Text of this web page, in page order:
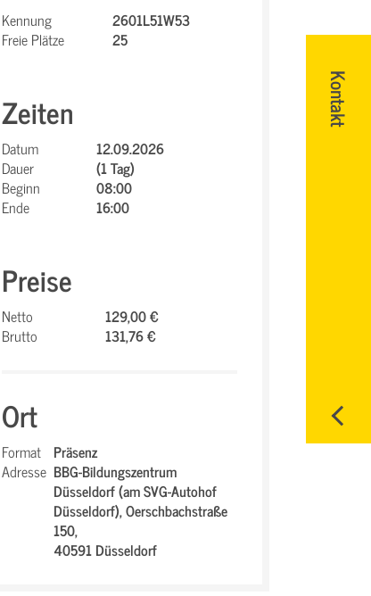
Kontakt
Kennung
2601L51W53
Freie Plätze
25
Zeiten
Datum
12.09.2026
Dauer
(1 Tag)
Beginn
08:00
Ende
16:00
Preise
Netto
129,00 €
Brutto
131,76 €
Ort
Format Präsenz
Adresse BBG-Bildungszentrum
Düsseldorf (am SVG-Autohof
Düsseldorf),Oerschbachstraße
150,
40591 Düsseldorf